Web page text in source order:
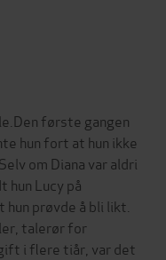
første gangen
hun fort at hun ikke
om Diana var aldri
hun Lucy på
prøvde å bli likt.
talerør for
i flere tiår, var det